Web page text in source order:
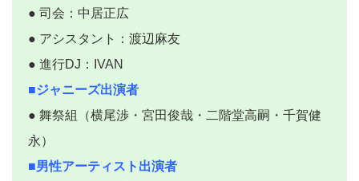
● 司会：中居正広
● アシスタント：渡辺麻友
● 進行DJ：IVAN
■ジャニーズ出演者
● 舞祭組（横尾渉・宮田俊哉・二階堂高嗣・千賀健
永）
■男性アーティスト出演者